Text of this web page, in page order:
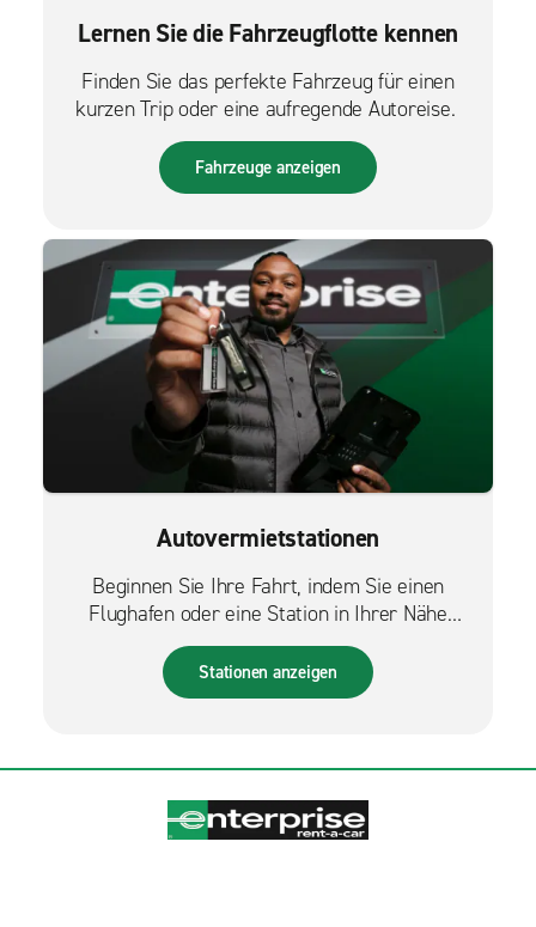
Lernen Sie die Fahrzeugflotte kennen
Finden Sie das perfekte Fahrzeug für einen
kurzen Trip oder eine aufregende Autoreise.
Fahrzeuge anzeigen
Autovermietstationen
Beginnen Sie Ihre Fahrt, indem Sie einen
Flughafen oder eine Station in Ihrer Nähe
finden.
Stationen anzeigen